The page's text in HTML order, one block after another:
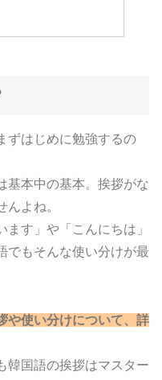
ずはじめに勉強するの
基本中の基本。挨拶がな
よね。
す」や「こんにちは」
でもそんな使い分けが最
や使い分けについて、詳
韓国語の挨拶はマスター